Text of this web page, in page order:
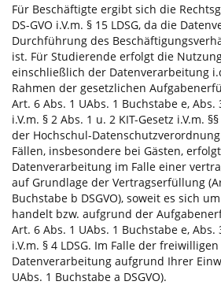
Für Beschäftigte ergibt sich die
DS-GVO i.V.m. § 15 LDSG, da die
Durchführung des
ist. Für Studierende erfolgt die
einschließlich der Datenverarbeitung
Rahmen der gesetzlichen
Art. 6 Abs. 1 UAbs. 1 Buchstabe e, Abs.
i.V.m. § 2 Abs. 1 u. 2 KIT-Gesetz i.V.m.
der Hochschul-
Fällen, insbesondere bei Gästen,
Datenverarbeitung im Falle einer
auf Grundlage der Vertragserfüllung
Buchstabe b DSGVO), soweit es sich
handelt bzw. aufgrund der
Art. 6 Abs. 1 UAbs. 1 Buchstabe e, Abs.
i.V.m. § 4 LDSG. Im Falle der
Datenverarbeitung aufgrund Ihrer
UAbs. 1 Buchstabe a DSGVO).